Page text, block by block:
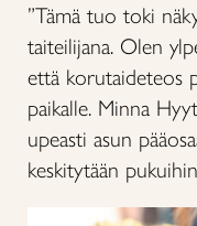
”Tämä tuo toki
taiteilijana. Olen
että korutaideteos
paikalle. Minna
upeasti asun
keskitytään